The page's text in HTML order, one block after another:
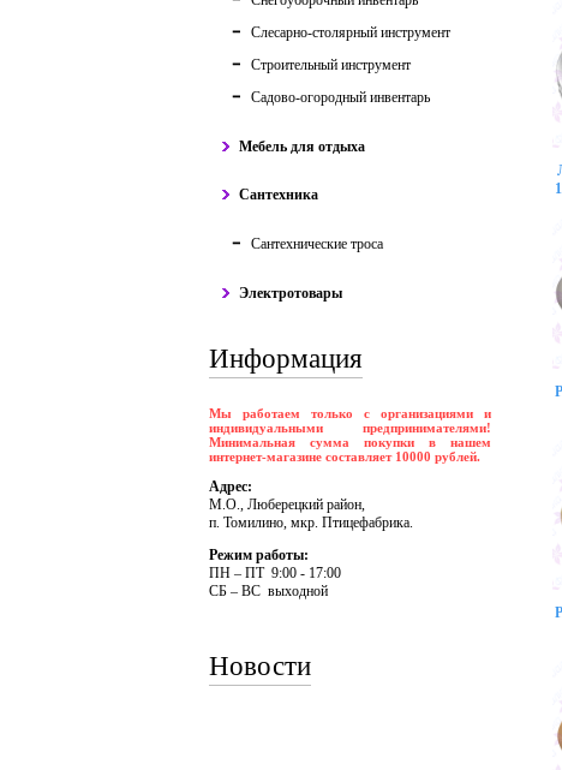
Слесарно-столярный инструмент
Строительный инструмент
Садово-огородный инвентарь
Мебель для отдыха
Сантехника
Сантехнические троса
Электротовары
Информация
Мы работаем только с организациями и
индивидуальными предпринимателями!
Минимальная сумма покупки в нашем
интернет-магазине составляет 10000 рублей.
Адрес:
М.О., Люберецкий район,
п. Томилино, мкр. Птицефабрика.
Режим работы:
ПH – ПT 9:00 - 17:00
CБ – BC выходной
Новости